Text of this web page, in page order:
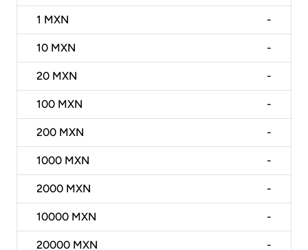
1 MXN -
10 MXN -
20 MXN -
100 MXN -
200 MXN -
1000 MXN -
2000 MXN -
10000 MXN -
20000 MXN -